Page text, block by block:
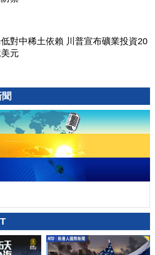
低對中稀土依賴 川普宣布礦業投資20
元